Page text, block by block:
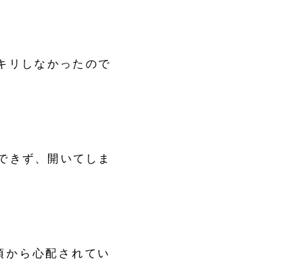
リしなかったので
きず、開いてしま
ら心配されてい